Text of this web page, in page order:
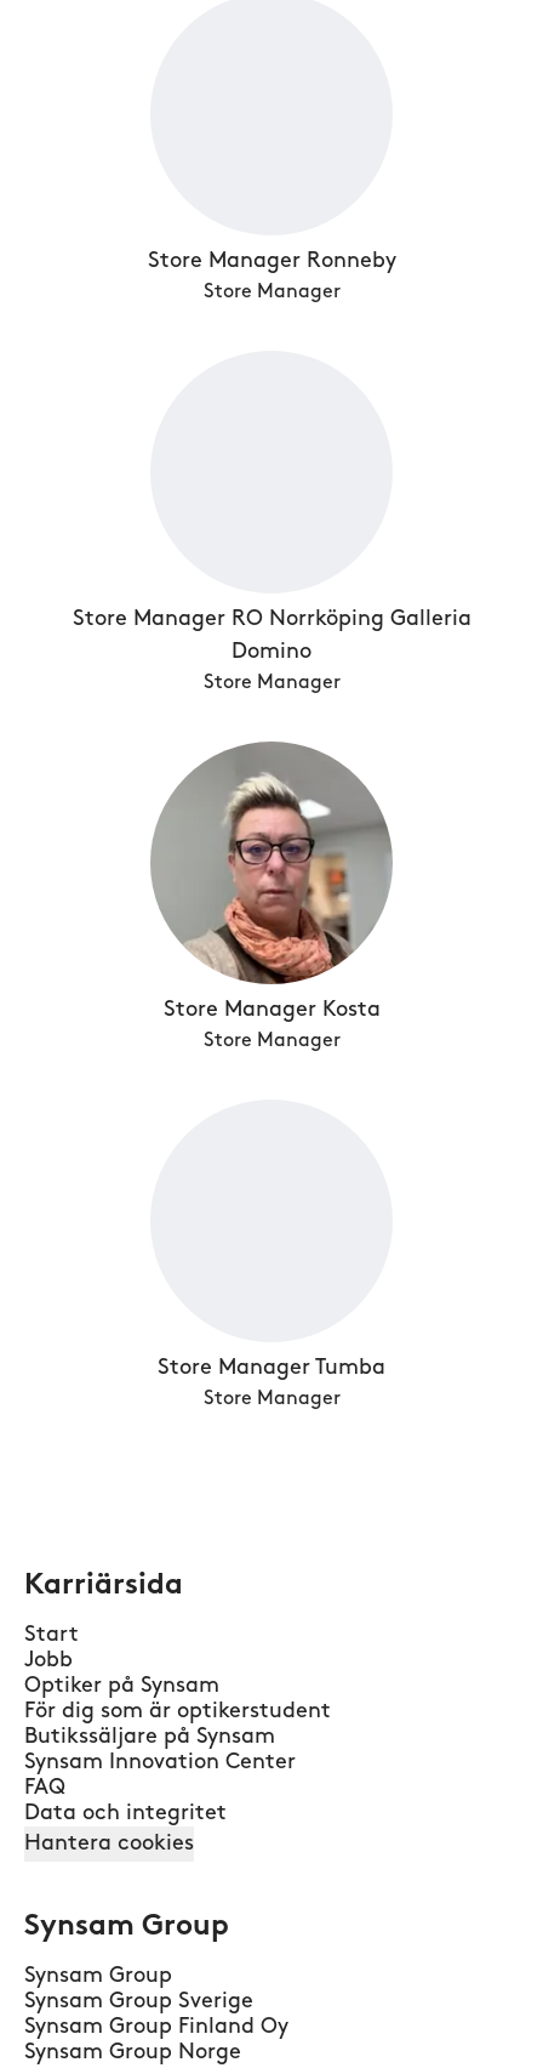
Store Manager Ronneby
Store Manager
Store Manager RO Norrköping Galleria
Domino
Store Manager
Store Manager Kosta
Store Manager
Store Manager Tumba
Store Manager
Karriärsida
Start
Jobb
Optiker på Synsam
För dig som är optikerstudent
Butikssäljare på Synsam
Synsam Innovation Center
FAQ
Data och integritet
Hantera cookies
Synsam Group
Synsam Group
Synsam Group Sverige
Synsam Group Finland Oy
Synsam Group Norge